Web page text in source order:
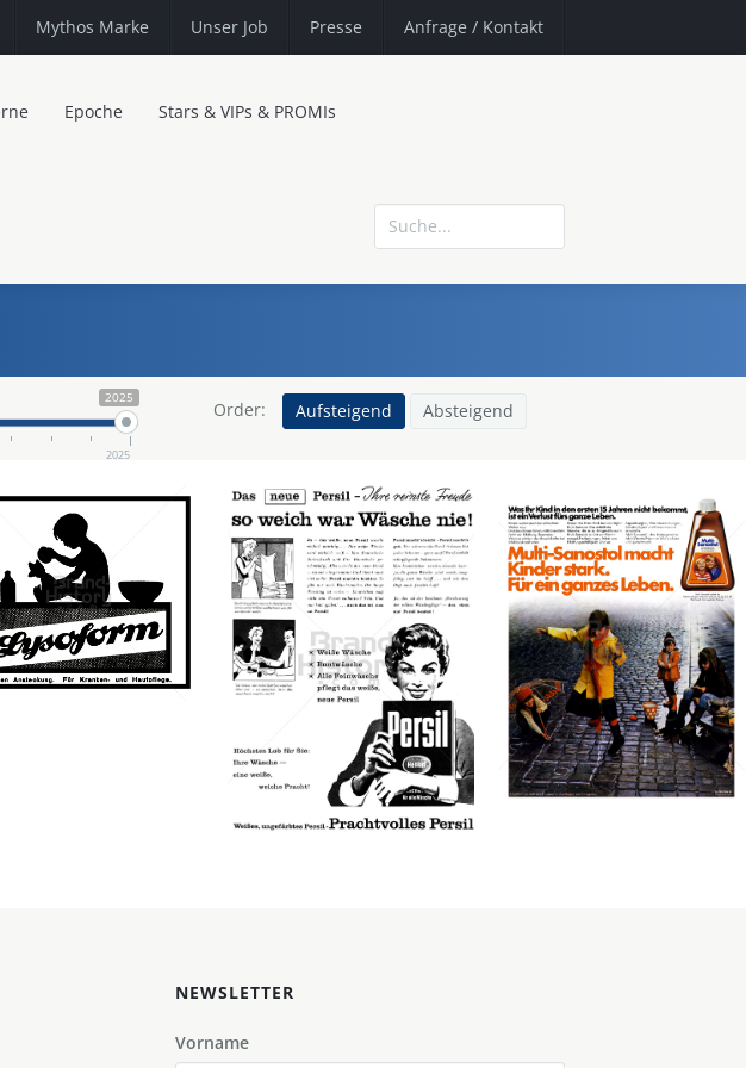
Mythos Marke Unser Job Presse Anfrage / Kontakt
Epoche Stars & VIPs & PROMIs
2025
2025
Order: Aufsteigend Absteigend
Lysoform
Henkel Central
Europe GmbH
Bild-ID: 40443
Persil
Henkel Central
Eastern Europe GmbH
1973
Sanostol
Nycomed GmbH
1976
Bild-ID: 41985
NEWSLETTER
Vorname